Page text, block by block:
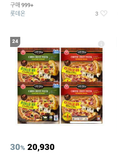
구매 999+
롯데온 3
24
30% 20,930